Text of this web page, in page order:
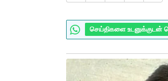
செய்திகளை உடனுக்குடன்